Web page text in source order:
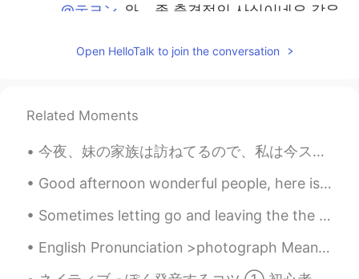
@テヨン 와... 좀 충격적인 사실이네요 같은
그런 일이 일어나면 마음이 되게 복잡할 거
같아요 정말 안타깝네요
KR JP
어려운 말이네요 🤔 보통 환경이 사람을 만
든다 하죠 솔직히 무섭고 겁나죠 두렵구요
이렇게 죽이지 못하겠다 하지만 막상 뒤돌아
서 내 사랑하는 가족이 죽는다 생각하면 없
던 용기도 생기는게 사람이에요 다른 사람을
죽이지 못하면 내 자신, 친구, 애인, 가족이
죽으니까요 나는 죽는 게 겁나지만 더 두려
운 건 내가 사랑하는 사람이 이 세상에 없다
생각하면..
Open HelloTalk to join the conversation
Related Moments
今夜、妹の家族は訪ねてるので、私は今ステーキをバーベキューしてる 🥩 Tonight my little sister’s family is visiting, so right now I...
Good afternoon wonderful people, here is another tongue twister for you! Pete's pa pete poked t...
Sometimes letting go and leaving the the past behind you is simply about changing the way you’ve ...
English Pronunciation >photograph Meaning= a photo or picture. A photograph is a picture made u...